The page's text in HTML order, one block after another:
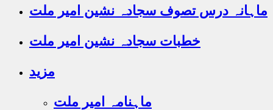
ماہانہ درس تصوف سجادہ نشین امیر ملت
خطبات سجادہ نشین امیر ملت
مزید
ماہنامہ امیر ملت